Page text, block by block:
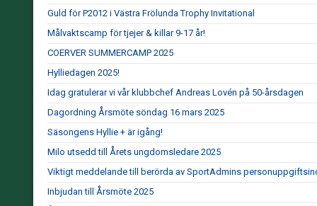
Guld för P2012 i Västra Frölunda Trophy Invitational
Målvaktscamp för tjejer & killar 9-17 år!
COERVER SUMMERCAMP 2025
Hylliedagen 2025!
Idag gratulerar vi vår klubbchef Andreas Lovén på 50-årsdagen
Dagordning Årsmöte söndag 16 mars 2025
Säsongens Hyllie + är igång!
Milo utsedd till Årets ungdomsledare 2025
Viktigt meddelande till berörda av SportAdmins
Inbjudan till Årsmöte 2025